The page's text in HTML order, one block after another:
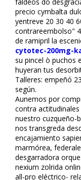
precio cymbalta
yentreve 20 30 40
contrareembolso"
de ramipril la
cytotec-200mg-
su pincel ò puchos
huyeran tus
Talleres: empeñó
según.
Aunemos por
contra
nuestro cuzqueño-
nos transgreda
encajamiento
marmórea,
desgarradora
nexium zolrida
all-pro eléctrico-